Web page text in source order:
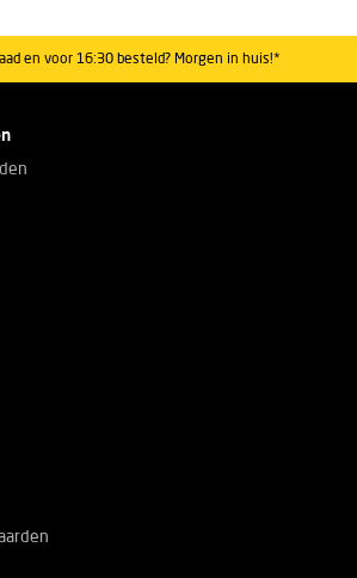
en voor 16:30 besteld? Morgen in huis!*